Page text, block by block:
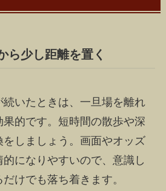
ら少し距離を置く
いたときは、一旦場を離れ
的です。短時間の散歩や深
しましょう。画面やオッズ
になりやすいので、意識し
けでも落ち着きます。